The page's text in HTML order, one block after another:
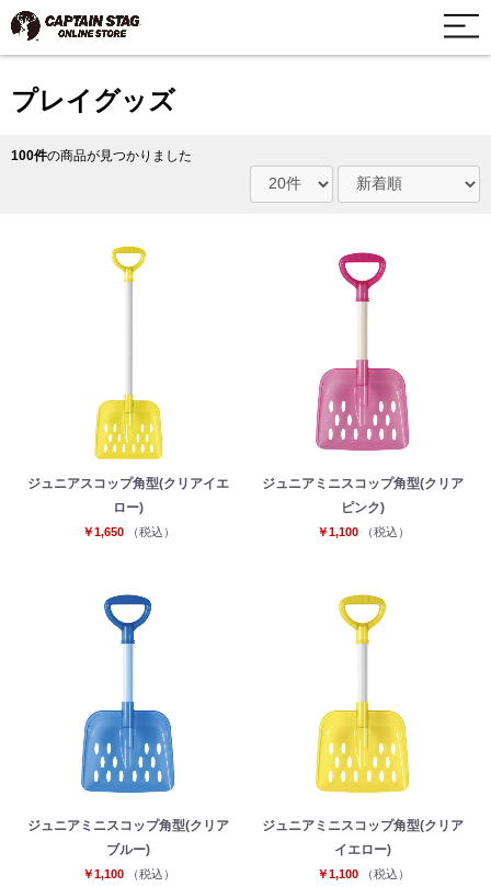
プレイグッズ
100件の商品が見つかりました
ジュニアスコップ角型(クリアイエ
ロー)
￥1,650 （税込）
ジュニアミニスコップ角型(クリア
ピンク)
￥1,100 （税込）
ジュニアミニスコップ角型(クリア
ブルー)
￥1,100 （税込）
ジュニアミニスコップ角型(クリア
イエロー)
￥1,100 （税込）